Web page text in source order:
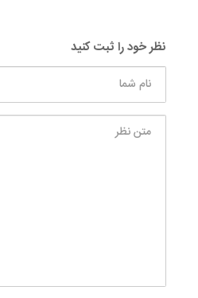
نظر خود را ثبت کنید